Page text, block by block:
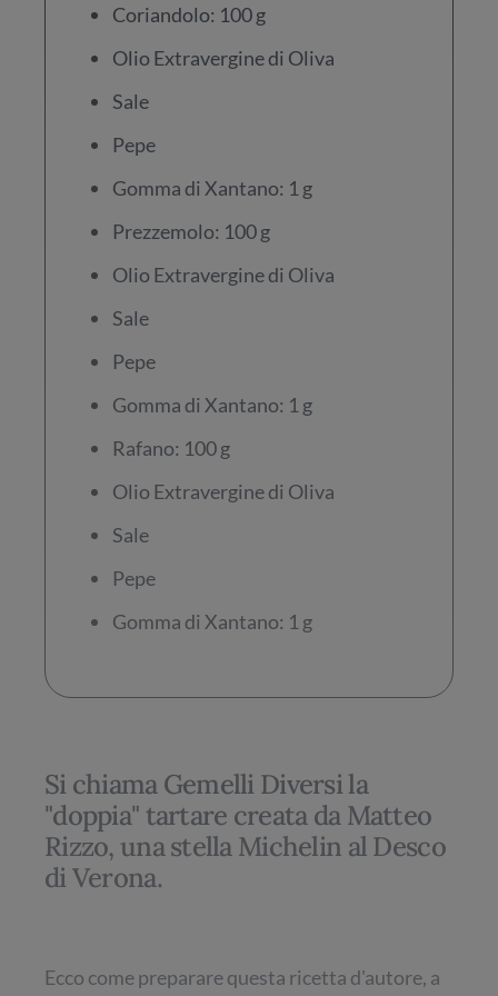
Coriandolo: 100 g
Olio Extravergine di Oliva
Sale
Pepe
Gomma di Xantano: 1 g
Prezzemolo: 100 g
Olio Extravergine di Oliva
Sale
Pepe
Gomma di Xantano: 1 g
Rafano: 100 g
Olio Extravergine di Oliva
Sale
Pepe
Gomma di Xantano: 1 g
Si chiama Gemelli Diversi la
"doppia" tartare creata da Matteo
Rizzo, una stella Michelin al Desco
di Verona.
Ecco come preparare questa ricetta d'autore, a